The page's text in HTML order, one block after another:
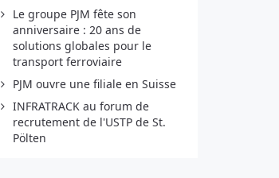
Le groupe PJM fête son
anniversaire : 20 ans de
solutions globales pour le
transport ferroviaire
PJM ouvre une filiale en Suisse
INFRATRACK au forum de
recrutement de l'USTP de St.
Pölten